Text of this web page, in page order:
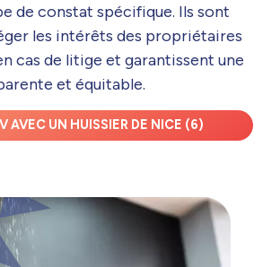
de constat spécifique. Ils sont
les intérêts des propriétaires
cas de litige et garantissent une
et équitable.
AVEC UN HUISSIER DE NICE (6)